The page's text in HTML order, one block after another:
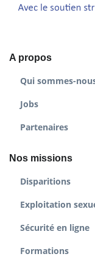
A propos
Qui sommes-
Jobs
Partenaires
Nos missions
Disparitions
Exploitation
Sécurité en ligne
Formations